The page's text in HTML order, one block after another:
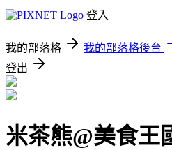
登入
我的部落格 我的部落格後台
登出
米茶熊@美食王